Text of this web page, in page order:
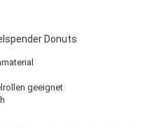
Donuts
geeignet